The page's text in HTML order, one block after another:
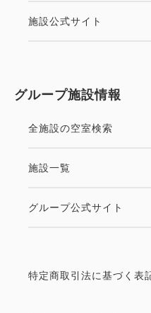
《朝食付》スタ
in 15:00~ 24:00 / out
一泊朝食付のスタンダ
1本プレゼント！ ■■ 朝
施設公式サイト
グループ施設情報
全施設の空室検索
施設一覧
グループ公式サイト
特定商取引法に基づく表